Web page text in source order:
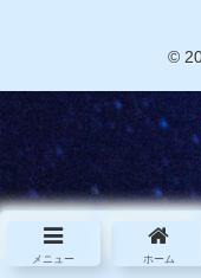
©
メニュー ホーム